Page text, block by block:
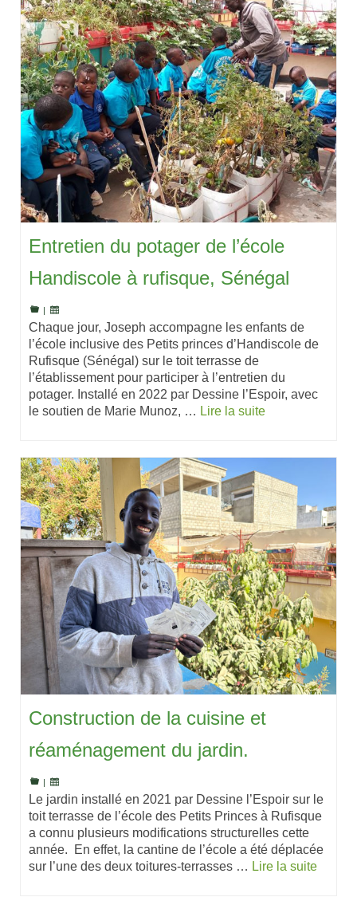
Entretien du potager de l’école
Handiscole à rufisque, Sénégal
|
Chaque jour, Joseph accompagne les enfants de
l’école inclusive des Petits princes d’Handiscole de
Rufisque (Sénégal) sur le toit terrasse de
l’établissement pour participer à l’entretien du
potager. Installé en 2022 par Dessine l’Espoir, avec
le soutien de Marie Munoz, … Lire la suite
Construction de la cuisine et
réaménagement du jardin.
Le jardin installé en 2021 par Dessine l’Espoir sur le
toit terrasse de l’école des Petits Princes à Rufisque
a connu plusieurs modifications structurelles cette
année. En effet, la cantine de l’école a été déplacée
sur l’une des deux toitures-terrasses … Lire la suite